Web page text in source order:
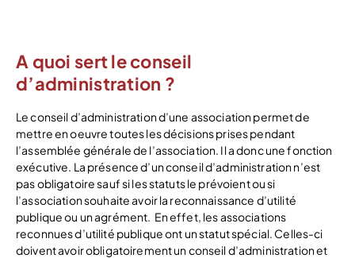
A quoi sert le conseil
d’administration ?
Le conseil d’administration d’une association permet de
mettre en oeuvre toutes les décisions prises pendant
l’assemblée générale de l’association. Il a donc une fonction
exécutive. La présence d’un conseil d’administration n’est
pas obligatoire sauf si les statuts le prévoient ou si
l’association souhaite avoir la reconnaissance d’utilité
publique ou un agrément. En effet, les associations
reconnues d’utilité publique ont un statut spécial. Celles-ci
doivent avoir obligatoirement un conseil d’administration et